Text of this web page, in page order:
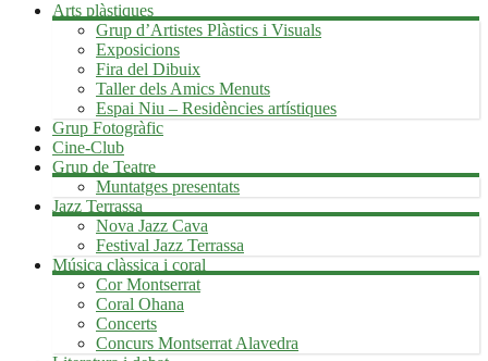
Arts plàstiques
Grup d’Artistes Plàstics i Visuals
Exposicions
Fira del Dibuix
Taller dels Amics Menuts
Espai Niu – Residències artístiques
Grup Fotogràfic
Cine-Club
Grup de Teatre
Muntatges presentats
Jazz Terrassa
Nova Jazz Cava
Festival Jazz Terrassa
Música clàssica i coral
Cor Montserrat
Coral Ohana
Concerts
Concurs Montserrat Alavedra